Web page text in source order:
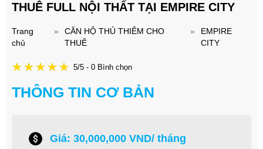
THUÊ FULL NỘI THẤT TẠI EMPIRE CITY
Trang
chủ
»
CĂN HỘ THỦ THIÊM CHO
THUÊ
»
EMPIRE
CITY
5/5 - 0 Bình chọn
THÔNG TIN CƠ BẢN
Giá: 30,000,000 VND/ tháng